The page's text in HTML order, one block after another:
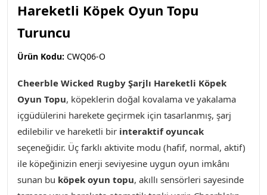
Hareketli Köpek Oyun Topu
Turuncu
Ürün Kodu: CWQ06-O
Cheerble Wicked Rugby Şarjlı Hareketli Köpek
Oyun Topu, köpeklerin doğal kovalama ve yakalama
içgüdülerini harekete geçirmek için tasarlanmış, şarj
edilebilir ve hareketli bir interaktif oyuncak
seçeneğidir. Üç farklı aktivite modu (hafif, normal, aktif)
ile köpeğinizin enerji seviyesine uygun oyun imkânı
sunan bu köpek oyun topu, akıllı sensörleri sayesinde